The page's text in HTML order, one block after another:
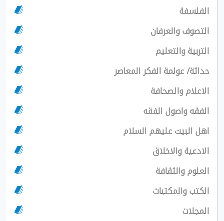
الفلسفة
التصوف والعرفان
التربية والتعليم
حداثة/ عولمة الفكر المعاصر
الاعلام والصحافة
الفقه واصول الفقه
اهل البيت عليهم السلام
الادعية والاخلاق
العلوم والثقافة
الكتب والمكتبات
المجلات